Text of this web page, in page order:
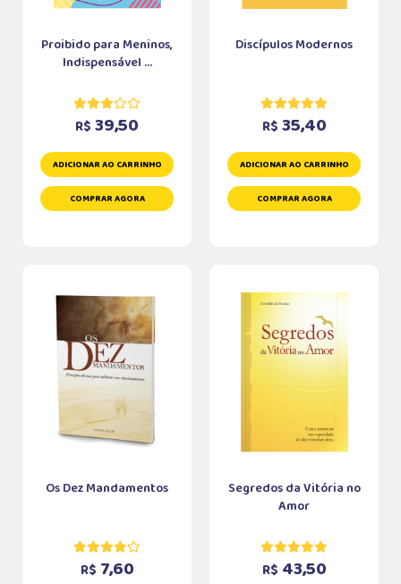
Proibido para Meninos,
Indispensável ...
R$ 39,50
ADICIONAR AO CARRINHO
COMPRAR AGORA
Discípulos Modernos
R$ 35,40
ADICIONAR AO CARRINHO
COMPRAR AGORA
Os Dez Mandamentos
R$ 7,60
Segredos da Vitória no
Amor
R$ 43,50